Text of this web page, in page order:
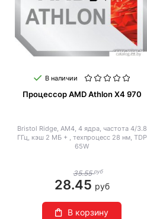
В наличии
Процессор AMD Athlon X4 970
Bristol Ridge, AM4, 4 ядра, частота 4/3.8
ГГц, кэш 2 МБ + , техпроцесс 28 нм, TDP
65W
35.55руб
28.45 руб
В корзину